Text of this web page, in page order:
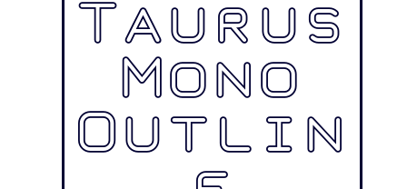
Taurus
Mono
Outlin